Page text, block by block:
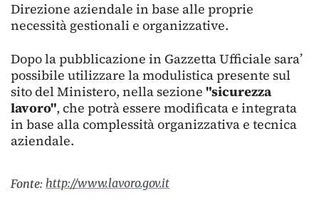
Direzione aziendale in base alle proprie
necessità gestionali e organizzative.
Dopo la pubblicazione in Gazzetta Ufficiale sara’
possibile utilizzare la modulistica presente sul
sito del Ministero, nella sezione "sicurezza
lavoro", che potrà essere modificata e integrata
in base alla complessità organizzativa e tecnica
aziendale.
Fonte: http://www.lavoro.gov.it